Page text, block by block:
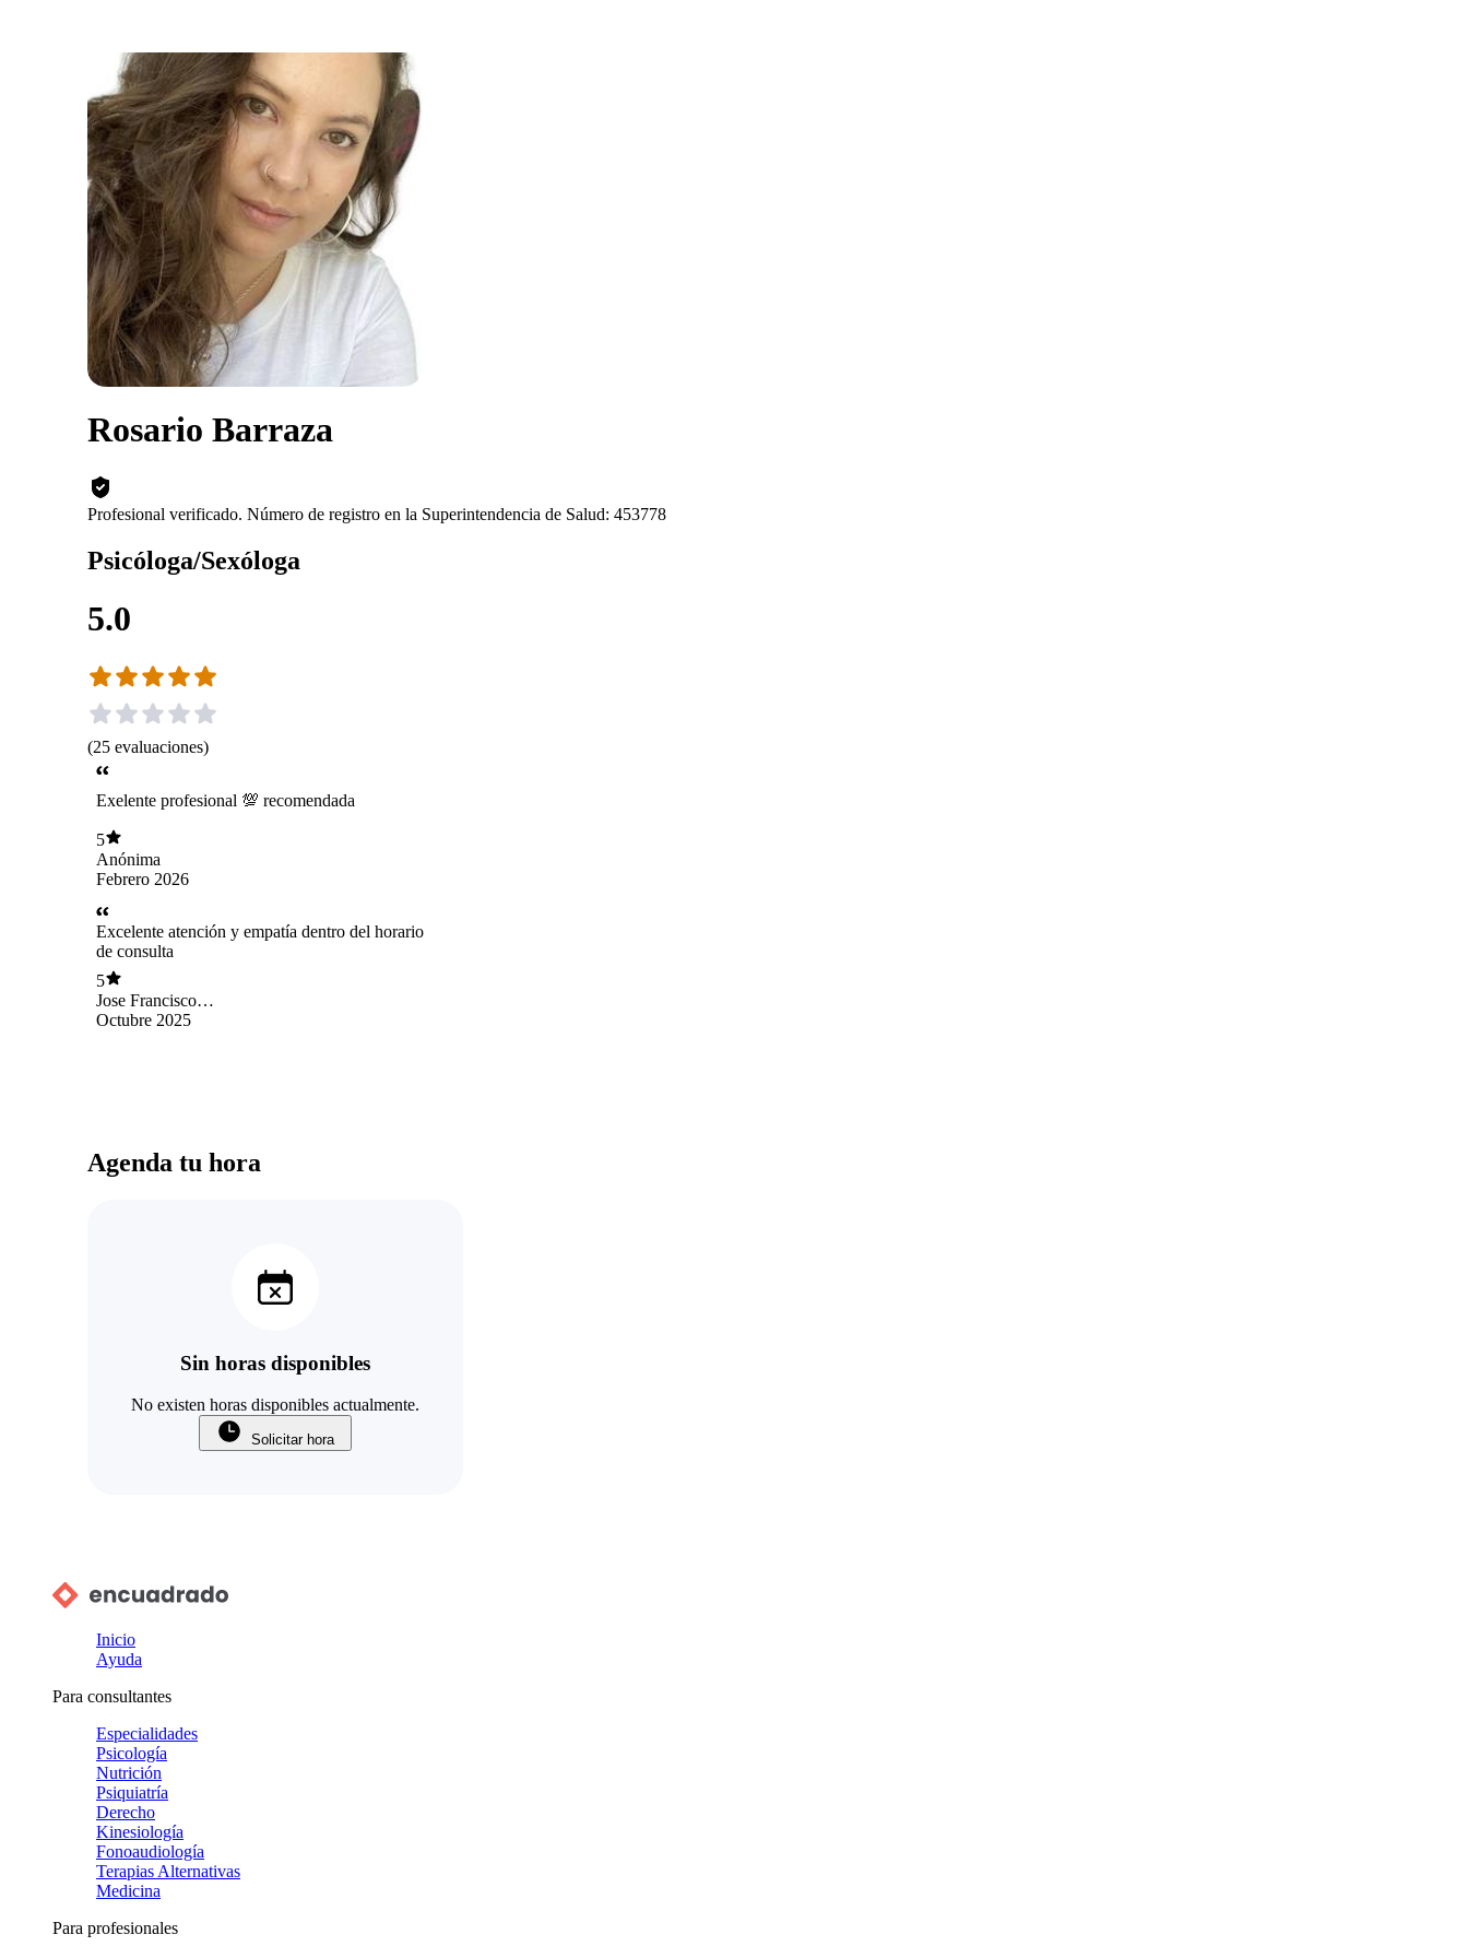
Rosario Barraza
Profesional verificado. Número de registro en la Superintendencia de Salud: 453778
Psicóloga/Sexóloga
5.0
(25 evaluaciones)
Exelente profesional 💯 recomendada
5
Anónima
Febrero 2026
Excelente atención y empatía dentro del horario
de consulta
5
Jose Francisco
Carreño
Octubre 2025
Agenda tu hora
Sin horas disponibles
No existen horas disponibles actualmente.
Solicitar hora
Inicio
Ayuda
Para consultantes
Especialidades
Psicología
Nutrición
Psiquiatría
Derecho
Kinesiología
Fonoaudiología
Terapias Alternativas
Medicina
Para profesionales